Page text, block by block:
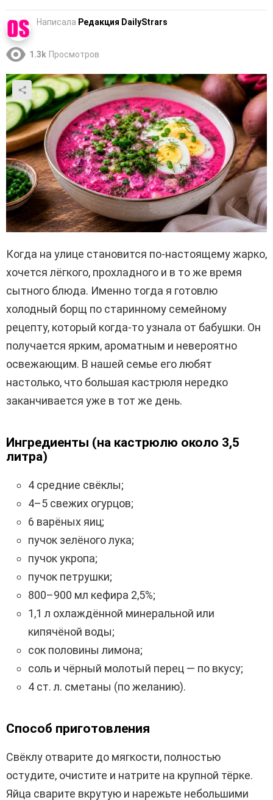
Написала Редакция DailyStrars
1.3k Просмотров
Когда на улице становится по-настоящему жарко,
хочется лёгкого, прохладного и в то же время
сытного блюда. Именно тогда я готовлю
холодный борщ по старинному семейному
рецепту, который когда-то узнала от бабушки. Он
получается ярким, ароматным и невероятно
освежающим. В нашей семье его любят
настолько, что большая кастрюля нередко
заканчивается уже в тот же день.
Ингредиенты (на кастрюлю около 3,5
литра)
4 средние свёклы;
4–5 свежих огурцов;
6 варёных яиц;
пучок зелёного лука;
пучок укропа;
пучок петрушки;
800–900 мл кефира 2,5%;
1,1 л охлаждённой минеральной или
кипячёной воды;
сок половины лимона;
соль и чёрный молотый перец — по вкусу;
4 ст. л. сметаны (по желанию).
Способ приготовления
Свёклу отварите до мягкости, полностью
остудите, очистите и натрите на крупной тёрке.
Яйца сварите вкрутую и нарежьте небольшими